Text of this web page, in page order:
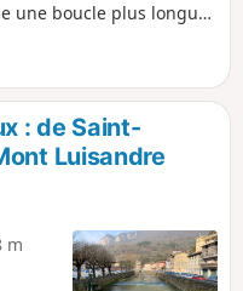
une boucle plus longue
: de Saint-
Luisandre
m